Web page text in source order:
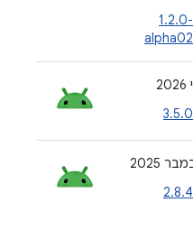
‎1.2.0-
alpha02
3.5.0
2.8.4